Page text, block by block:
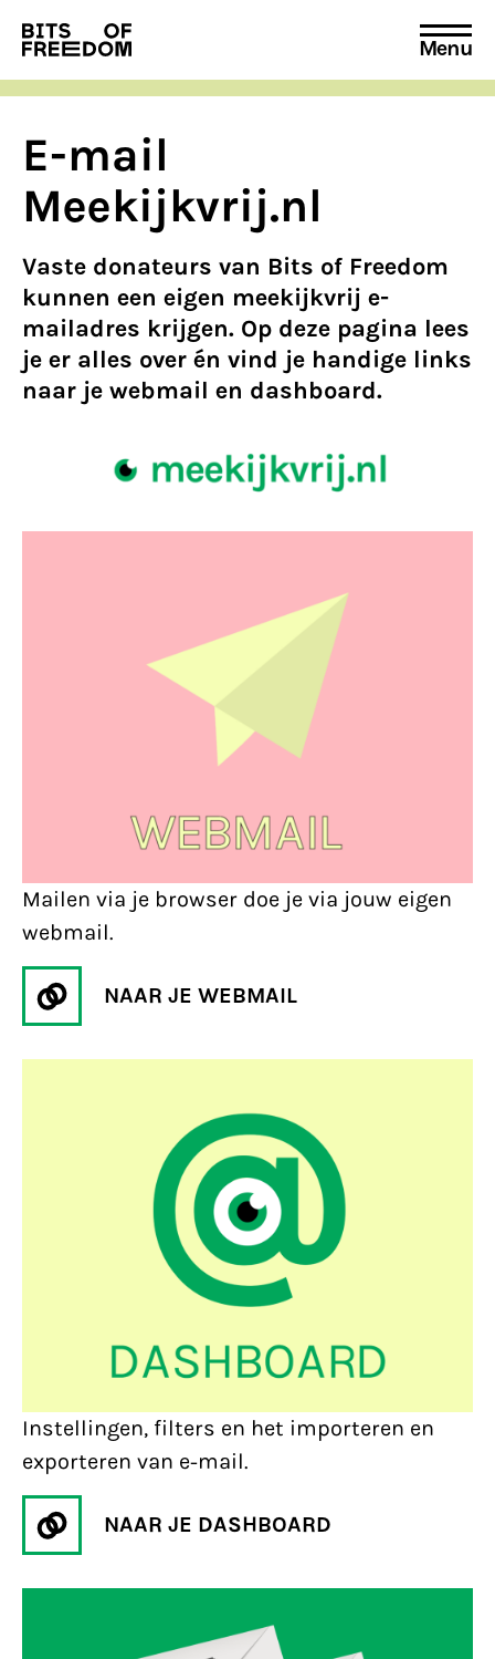
Search
for:
Menu
E-mail
Meekijkvrij.nl
Vaste donateurs van Bits of Freedom
kunnen een eigen meekijkvrij e-
mailadres krijgen. Op deze pagina lees
je er alles over én vind je handige links
naar je webmail en dashboard.
Mailen via je browser doe je via jouw eigen
webmail.
NAAR JE WEBMAIL
Instellingen, filters en het importeren en
exporteren van e-mail.
NAAR JE DASHBOARD